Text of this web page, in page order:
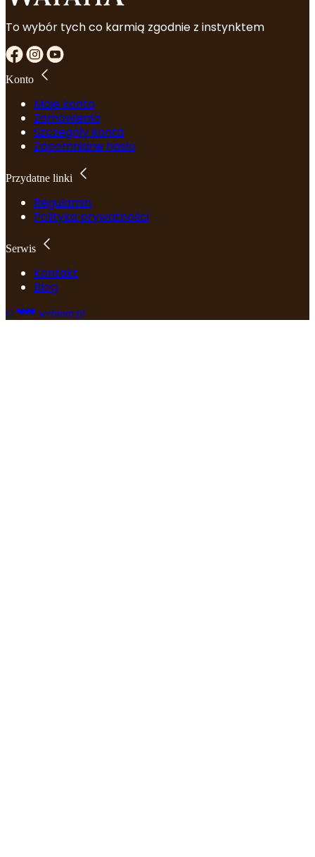
To wybór tych co karmią zgodnie z instynktem
Konto
Moje konto
Zamówienia
Szczegóły konta
Zapomniane hasło
Przydatne linki
Regulamin
Polityka prywatności
Serwis
Kontakt
Blog
© webtom.pl